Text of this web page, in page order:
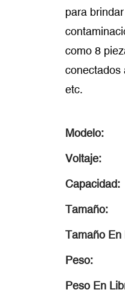
para
como 8
conectados
etc.
Modelo:
Voltaje:
Capacidad:
Tamaño:
Tamaño En
Peso:
Peso En